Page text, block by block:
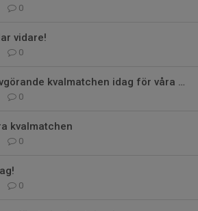
0
vidare!
0
Tredje och avgörande kvalmatchen idag för våra damer
0
kvalmatchen
0
0